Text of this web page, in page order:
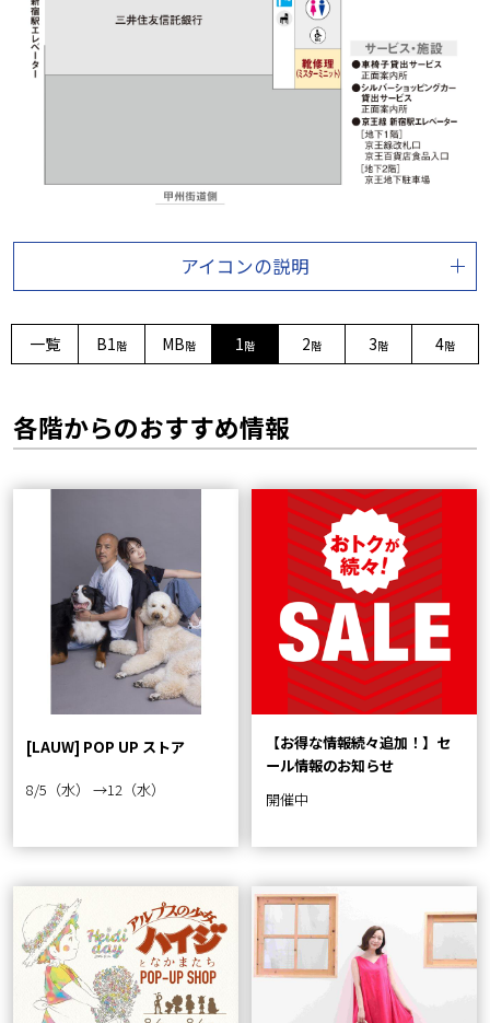
アイコンの説明
一覧 B1階 MB階 1階 2階 3階 4階
各階からのおすすめ情報
[LAUW] POP UP ストア
8/5（水） →12（水）
【お得な情報続々追加！】セ
ール情報のお知らせ
開催中